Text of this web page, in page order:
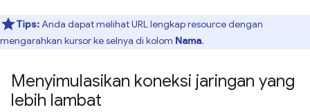
Tips:Anda dapat melihat URL lengkap resource dengan
mengarahkan kursor ke selnya di kolom Nama.
Menyimulasikan koneksi jaringan yang
lebih lambat